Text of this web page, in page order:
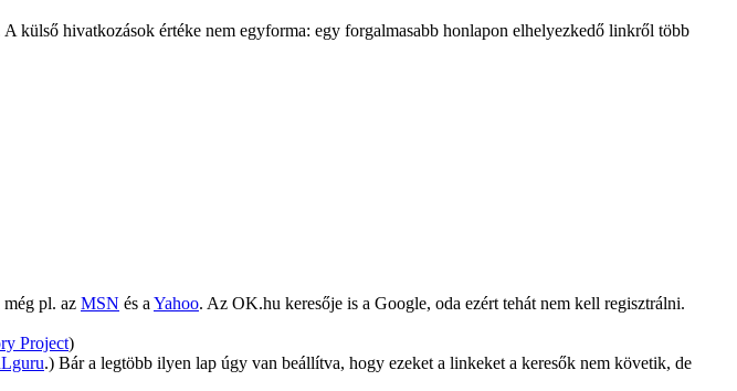
külső hivatkozások értéke nem egyforma: egy forgalmasabb honlapon elhelyezkedő linkről több
pl. az MSN és a Yahoo. Az OK.hu keresője is a Google, oda ezért tehát nem kell regisztrálni.
Project)
.) Bár a legtöbb ilyen lap úgy van beállítva, hogy ezeket a linkeket a keresők nem követik, de